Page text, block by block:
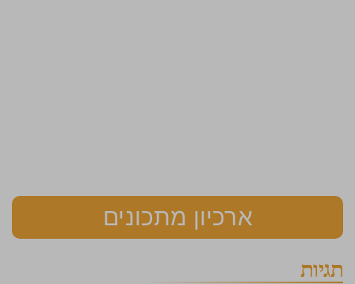
ארכיון מתכונים
תגיות